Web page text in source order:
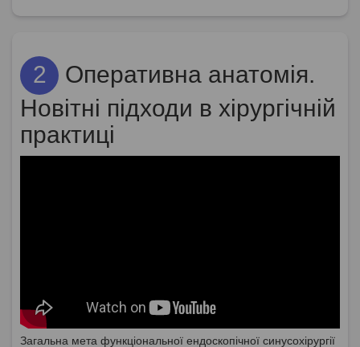
2
Оперативна анатомія.
Новітні підходи в хірургічній
практиці
Загальна мета функціональної ендоскопічної синусохірургії